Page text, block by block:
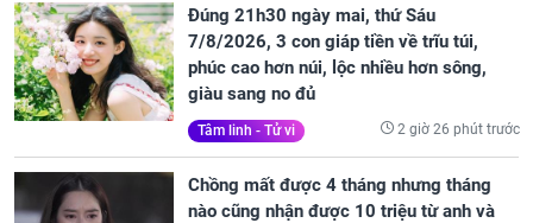
Đúng 21h30 ngày mai, thứ Sáu
7/8/2026, 3 con giáp tiền về trĩu túi,
phúc cao hơn núi, lộc nhiều hơn sông,
giàu sang no đủ
Tâm linh - Tử vi 2 giờ 26 phút trước
Chồng mất được 4 tháng nhưng tháng
nào cũng nhận được 10 triệu từ anh và